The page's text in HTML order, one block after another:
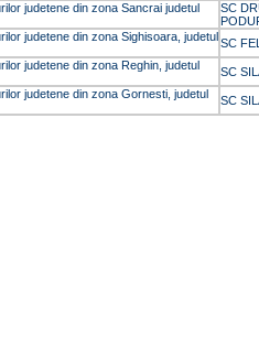
judetene din zona Sancrai judetul
SC
judetene din zona Sighisoara, judetulSC
judetene din zona Reghin, judetul
SC
judetene din zona Gornesti, judetul
SC